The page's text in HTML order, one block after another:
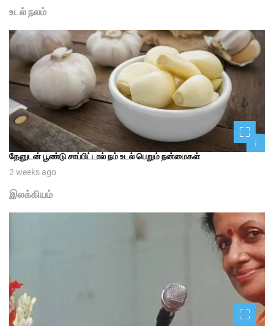
உடல் நலம்
1
தேனுடன் பூண்டு சாப்பிட்டால் நம் உடல் பெறும் நன்மைகள்
2 weeks ago
இலக்கியம்